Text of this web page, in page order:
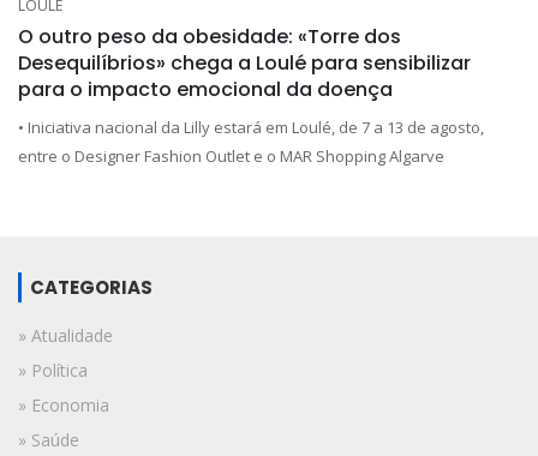
LOULÉ
O outro peso da obesidade: «Torre dos
Desequilíbrios» chega a Loulé para sensibilizar
para o impacto emocional da doença
• Iniciativa nacional da Lilly estará em Loulé, de 7 a 13 de agosto,
entre o Designer Fashion Outlet e o MAR Shopping Algarve
CATEGORIAS
» Atualidade
» Política
» Economia
» Saúde